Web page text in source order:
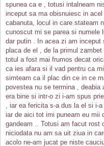
spunea ca e , totusi intalneam
inceput sa ma obisnuiesc in
cabanuta, locul in care stateam
cunoscut mi se parea si numele
dar putin . In acea zi am
placa de el , de la primul
totul a fost mai frumos decat
ca ies afara si il vad pentru ca
simteam ca il plac din ce in ce
povestea nu se termina ,
era bine si intr-o zi i-am spus
, iar ea fericita s-a dus la el si i-
iar de aici tot imi puneam eu mii
gandeam .. Totusi am facut rost
niciodata nu am sa uit ziua in
acolo ne-am jucat pe niste